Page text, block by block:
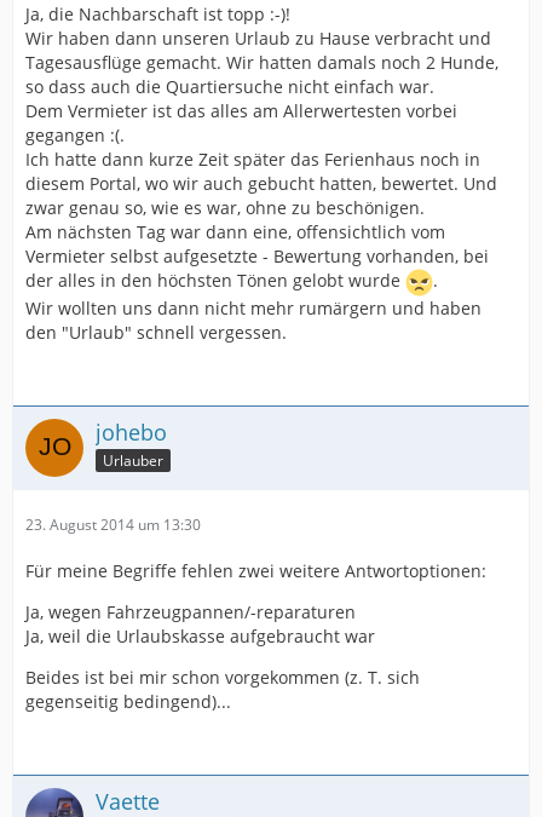
Ja, die Nachbarschaft ist topp :-)!
Wir haben dann unseren Urlaub zu Hause verbracht und
Tagesausflüge gemacht. Wir hatten damals noch 2 Hunde,
so dass auch die Quartiersuche nicht einfach war.
Dem Vermieter ist das alles am Allerwertesten vorbei
gegangen :(.
Ich hatte dann kurze Zeit später das Ferienhaus noch in
diesem Portal, wo wir auch gebucht hatten, bewertet. Und
zwar genau so, wie es war, ohne zu beschönigen.
Am nächsten Tag war dann eine, offensichtlich vom
Vermieter selbst aufgesetzte - Bewertung vorhanden, bei
der alles in den höchsten Tönen gelobt wurde
.
Wir wollten uns dann nicht mehr rumärgern und haben
den "Urlaub" schnell vergessen.
johebo
Urlauber
23. August 2014 um 13:30
Für meine Begriffe fehlen zwei weitere Antwortoptionen:
Ja, wegen Fahrzeugpannen/-reparaturen
Ja, weil die Urlaubskasse aufgebraucht war
Beides ist bei mir schon vorgekommen (z. T. sich
gegenseitig bedingend)...
Vaette